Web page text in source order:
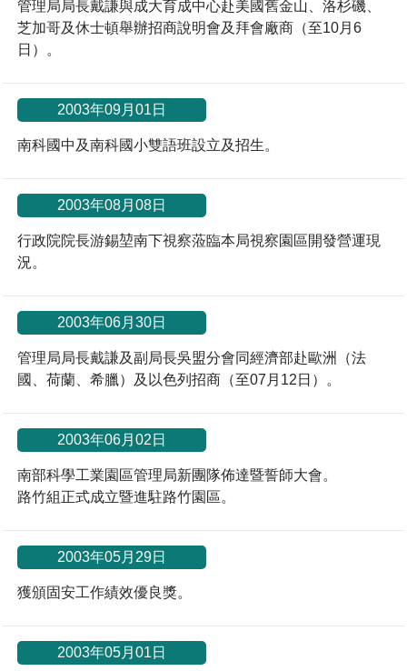
管理局局長戴謙與成大育成中心赴美國舊金山、洛杉磯、
芝加哥及休士頓舉辦招商說明會及拜會廠商（至10月6
日）。
2003年09月01日
南科國中及南科國小雙語班設立及招生。
2003年08月08日
行政院院長游錫堃南下視察蒞臨本局視察園區開發營運現
況。
2003年06月30日
管理局局長戴謙及副局長吳盟分會同經濟部赴歐洲（法
國、荷蘭、希臘）及以色列招商（至07月12日）。
2003年06月02日
南部科學工業園區管理局新團隊佈達暨誓師大會。
路竹組正式成立暨進駐路竹園區。
2003年05月29日
獲頒固安工作績效優良獎。
2003年05月01日